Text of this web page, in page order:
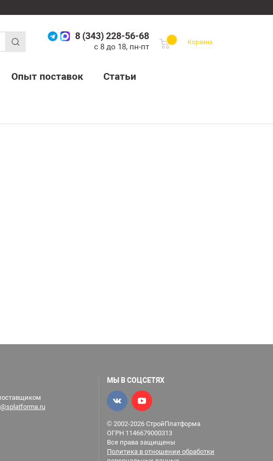
8 (343) 228-56-68
с 8 до 18, пн-пт
Корзина
Опыт поставок Статьи
МЫ В СОЦСЕТЯХ
© 2002-2026 СтройПлатформа
ОГРН 1146679000313
Все права защищены
Политика в отношении обработки